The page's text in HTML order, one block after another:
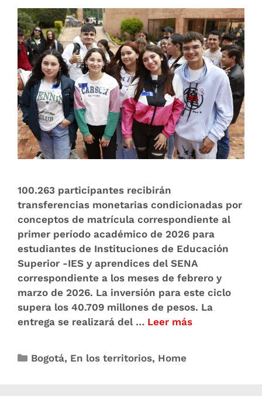
100.263 participantes recibirán
transferencias monetarias condicionadas por
conceptos de matrícula correspondiente al
primer período académico de 2026 para
estudiantes de Instituciones de Educación
Superior -IES y aprendices del SENA
correspondiente a los meses de febrero y
marzo de 2026. La inversión para este ciclo
supera los 40.709 millones de pesos. La
entrega se realizará del … Leer más
Bogotá, En los territorios, Home